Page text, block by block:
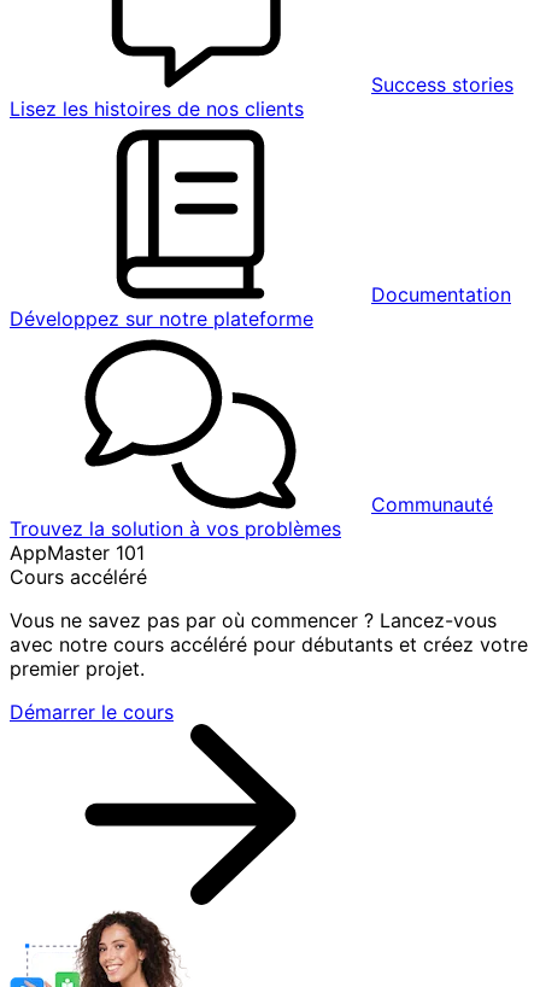
Success stories
Lisez les histoires de nos clients
Documentation
Développez sur notre plateforme
Communauté
Trouvez la solution à vos problèmes
AppMaster 101
Cours accéléré
Vous ne savez pas par où commencer ? Lancez-vous
avec notre cours accéléré pour débutants et créez votre
premier projet.
Démarrer le cours